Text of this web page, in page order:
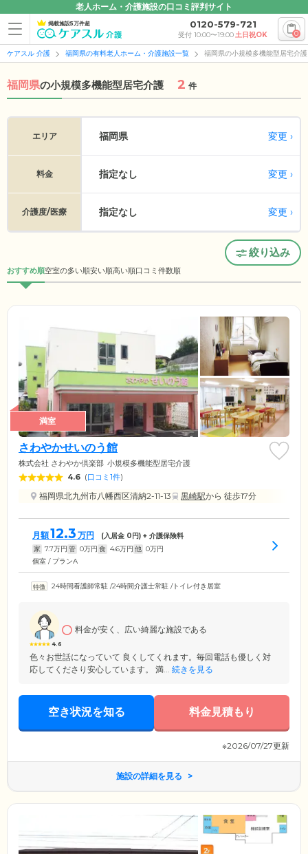
老人ホーム・介護施設の口コミ評判サイト
掲載施設5万件超 0120-579-721
受付 10:00〜19:00土日祝OK 0
ケアスル 介護 福岡県の有料老人ホーム・介護施設一覧 福岡県の小規模多機能型居宅介護
福岡県の小規模多機能型居宅介護 2 件
エリア 福岡県 変更
料金 指定なし 変更
介護度/医療 指定なし 変更
絞り込み
おすすめ順空室の多い順安い順高い順口コミ件数順
満室
さわやかせいのう館
株式会社 さわやか倶楽部 小規模多機能型居宅介護
4.6 (口コミ1件)
福岡県北九州市八幡西区清納2-11-13 黒崎駅から 徒歩17分
月額12.3 万円 (入居金 0円) + 介護保険料
家 7.7万円 管 0万円 食 4.6万円 他 0万円
個室 / プランA
24時間看護師常駐 /24時間介護士常駐 /トイレ付き居室
4.6
料金が安く、広い綺麗な施設である
色々お世話になっていて 良くしてくれます。毎回電話も優しく対
応してくださり安心しています。 満... 続きを見る
空き状況を知る 料金見積もり
※2026/07/27更新
施設の詳細を見る